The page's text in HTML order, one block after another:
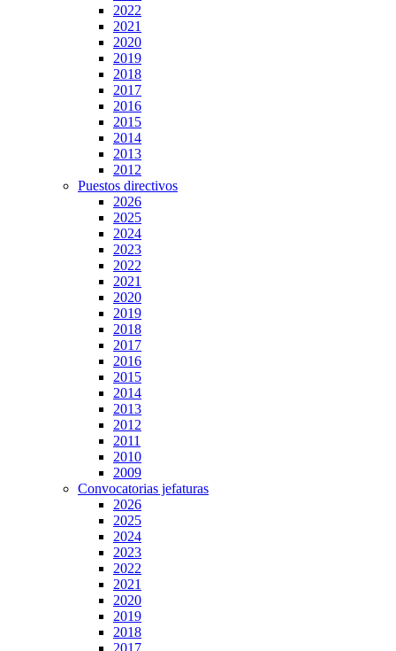
2022
2021
2020
2019
2018
2017
2016
2015
2014
2013
2012
Puestos directivos
2026
2025
2024
2023
2022
2021
2020
2019
2018
2017
2016
2015
2014
2013
2012
2011
2010
2009
Convocatorias jefaturas
2026
2025
2024
2023
2022
2021
2020
2019
2018